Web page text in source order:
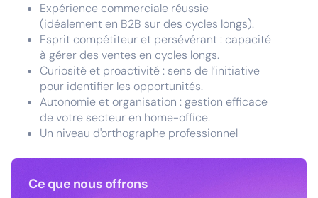
Expérience commerciale réussie
(idéalement en B2B sur des cycles longs).
Esprit compétiteur et persévérant : capacité
à gérer des ventes en cycles longs.
Curiosité et proactivité : sens de l’initiative
pour identifier les opportunités.
Autonomie et organisation : gestion efficace
de votre secteur en home-office.
Un niveau d'orthographe professionnel
Ce que nous offrons